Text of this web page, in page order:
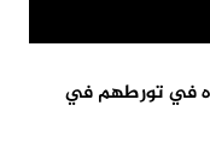
في تورطهم في